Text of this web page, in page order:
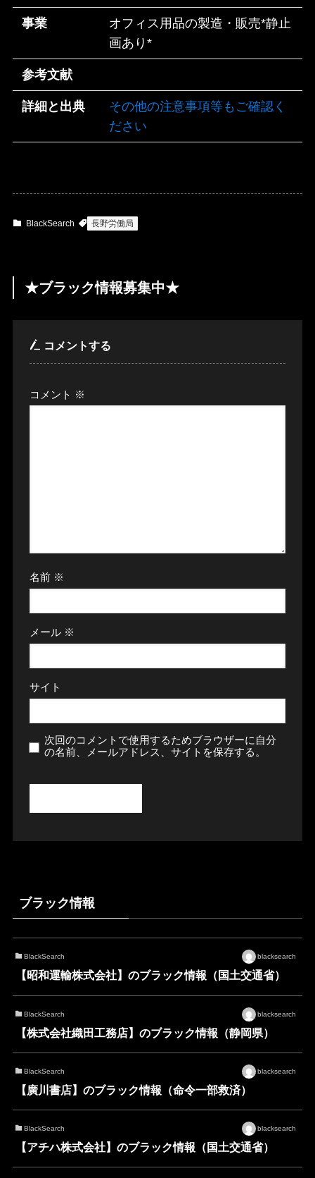
事業
オフィス用品の製造・販売*静止
画あり*
参考文献
詳細と出典
その他の注意事項等もご確認く
ださい
BlackSearch 長野労働局
★ブラック情報募集中★
コメントする
コメント ※
名前 ※
メール ※
サイト
次回のコメントで使用するためブラウザーに自分
の名前、メールアドレス、サイトを保存する。
ブラック情報
BlackSearch blacksearch
【昭和運輸株式会社】のブラック情報（国土交通省）
BlackSearch blacksearch
【株式会社織田工務店】のブラック情報（静岡県）
BlackSearch blacksearch
【廣川書店】のブラック情報（命令一部救済）
BlackSearch blacksearch
【アチハ株式会社】のブラック情報（国土交通省）